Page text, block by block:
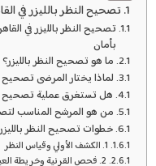
تصحيح النظر بالليزر في
بأمان
ما هو تصحيح النظر بالليزر؟
لماذا يختار المرضى تصحيح
هل تستغرق عملية تصحيح النظر 15
من هو المرشح المناسب
خطوات تصحيح النظر
1. الكشف الأولي وقياس النظر
2. فحص القرنية وخريطة العين